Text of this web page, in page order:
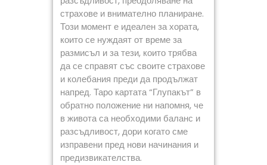
страхове и внимателно планиране.
Този момент е идеален за хората,
които се нуждаят от време за
размисъл и за тези, които трябва
да се справят със своите страхове
и колебания преди да продължат
напред. Таро картата “Глупакът” в
обратно положение ни напомня, че
в живота са необходими баланс и
разсъдливост, дори когато сме
изправени пред нови начинания и
предизвикателства.